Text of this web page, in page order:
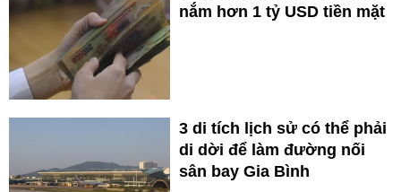
nắm hơn 1 tỷ USD tiền mặt
3 di tích lịch sử có thể phải
di dời để làm đường nối
sân bay Gia Bình